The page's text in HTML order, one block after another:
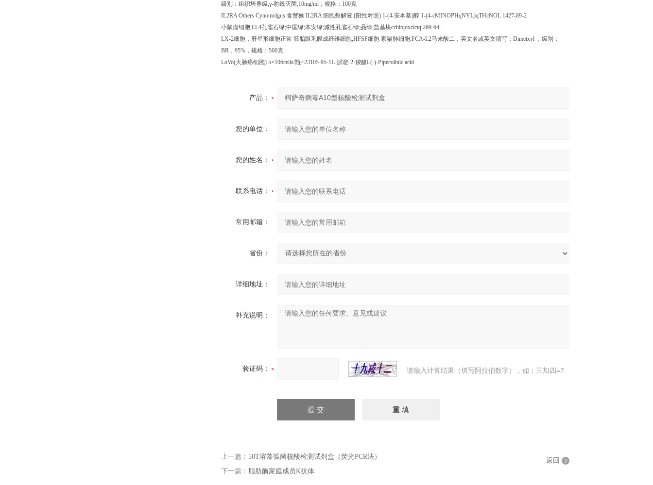
级别：组织培养级,γ-射线灭菌,10mg/ml ，规格： 100克
IL2RA Others Cynomolgus 食蟹猴 IL2RA细胞裂解液 (阳性对照) 1-(4-安本基)醇 1-(4-cMINOPHqNYL)qTHcNOL 1427-89-2
小鼠瘤细胞;EL4孔雀石绿;中国绿;本安绿;减性孔雀石绿;品绿;盐基块cchitqoxclctq 269-64-
LX-2细胞，肝星形细胞正常 胚胎眼巩膜成纤维细胞,HFSF细胞 家猫肺细胞;FCA-L2马来酸二，英文名或英文缩写： Dimetxyl ，级别：
BR ， 95% ，规格： 500克
LoVo(大肠癌细胞) 5×106cells/瓶×23105-95-1L-派啶-2-羧酸L(-)-Pipecolinic acid
产品：
您的单位：
您的姓名：
联系电话：
常用邮箱：
省份：
详细地址：
补充说明：
验证码： 请输入计算结果（填写阿拉伯数字），如：三加四=7
上一篇： 50T溶藻弧菌核酸检测试剂盒（荧光PCR法）
下一篇： 脂肪酶家庭成员K抗体
返回